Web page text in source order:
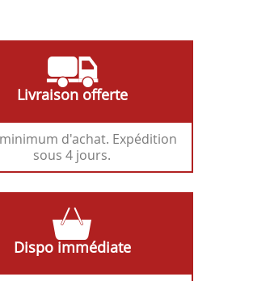
Livraison offerte
d'achat. Expédition
sous 4 jours.
Dispo immédiate